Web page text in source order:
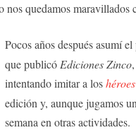
quedamos
Pocos años después asumí
que publicó Ediciones Zinco
intentando imitar a los
edición y, aunque jugamos
semana en otras actividades.